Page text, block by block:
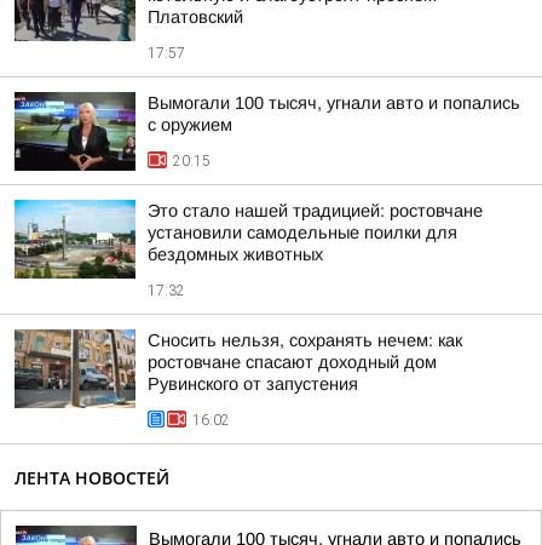
Платовский
17:57
Вымогали 100 тысяч, угнали авто и попались
с оружием
20:15
Это стало нашей традицией: ростовчане
установили самодельные поилки для
бездомных животных
17:32
Сносить нельзя, сохранять нечем: как
ростовчане спасают доходный дом
Рувинского от запустения
16:02
ЛЕНТА НОВОСТЕЙ
Вымогали 100 тысяч, угнали авто и попались